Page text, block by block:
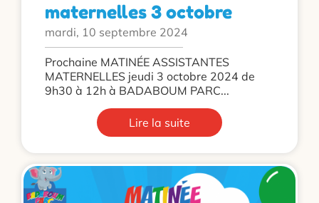
maternelles 3 octobre
mardi, 10 septembre 2024
Prochaine MATINÉE ASSISTANTES
MATERNELLES jeudi 3 octobre 2024 de
9h30 à 12h à BADABOUM PARC...
Lire la suite